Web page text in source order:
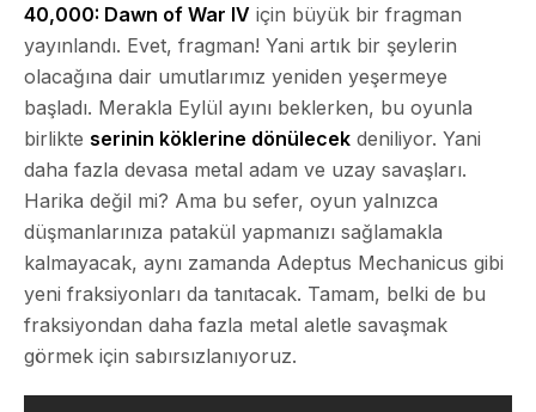
40,000: Dawn of War IV için büyük bir fragman
yayınlandı. Evet, fragman! Yani artık bir şeylerin
olacağına dair umutlarımız yeniden yeşermeye
başladı. Merakla Eylül ayını beklerken, bu oyunla
birlikte serinin köklerine dönülecek deniliyor. Yani
daha fazla devasa metal adam ve uzay savaşları.
Harika değil mi? Ama bu sefer, oyun yalnızca
düşmanlarınıza patakül yapmanızı sağlamakla
kalmayacak, aynı zamanda Adeptus Mechanicus gibi
yeni fraksiyonları da tanıtacak. Tamam, belki de bu
fraksiyondan daha fazla metal aletle savaşmak
görmek için sabırsızlanıyoruz.